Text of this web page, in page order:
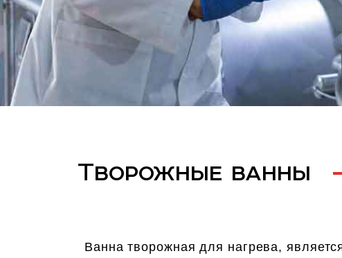
Творожные ванны
Ванна творожная для нагрева,